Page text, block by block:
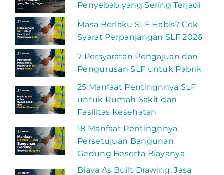
Penyebab yang Sering Terjadi
Masa Berlaku SLF Habis? Cek
Syarat Perpanjangan SLF 2026
7 Persyaratan Pengajuan dan
Pengurusan SLF untuk Pabrik
25 Manfaat Pentingnnya SLF
untuk Rumah Sakit dan
Fasilitas Kesehatan
18 Manfaat Pentingnnya
Persetujuan Bangunan
Gedung Beserta Biayanya
Biaya As Built Drawing: Jasa